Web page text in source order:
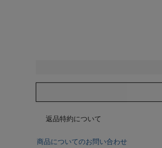
返品特約について
商品についてのお問い合わせ